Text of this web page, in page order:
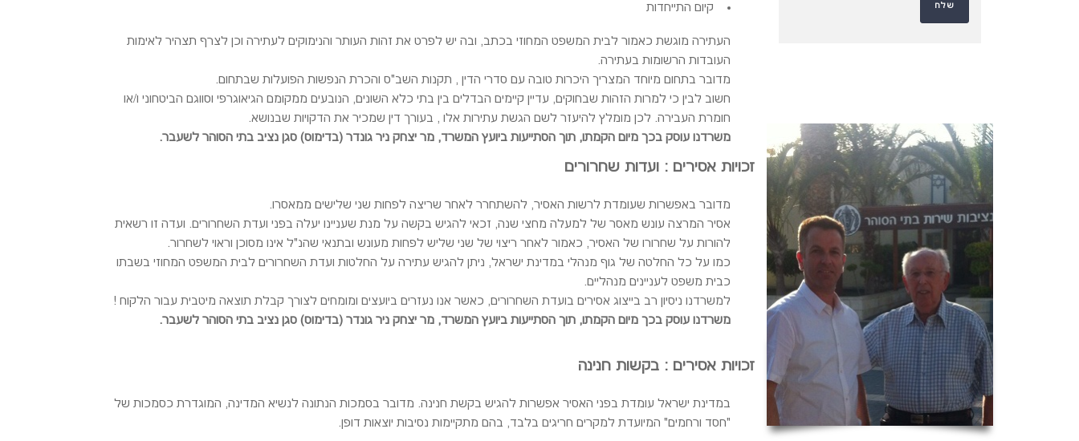
קיום התייחדות
העתירה מוגשת כאמור לבית המשפט המחוזי בכתב, ובה יש לפרט את זהות העותר והנימוקים לעתירה וכן לצרף תצהיר לאימות
העובדות הרשומות בעתירה.
מדובר בתחום מיוחד המצריך היכרות טובה עם סדרי הדין , תקנות השב"ס והכרת הנפשות הפועלות שבתחום.
חשוב לבין כי למרות הזהות שבחוקים, עדיין קיימים הבדלים בין בתי כלא השונים, הנובעים ממקומם הגיאוגרפי וסווגם הביטחוני ו/או
חומרת העבירה. לכן מומלץ להיעזר לשם הגשת עתירות אלו , בעורך דין שמכיר את הדקויות שבנושא.
משרדנו עוסק בכך מיום הקמתו, תוך הסתייעות ביועץ המשרד, מר יצחק ניר גונדר (בדימוס) סגן נציב בתי הסוהר לשעבר.
זכויות אסירים : ועדות שחרורים
מדובר באפשרות שעומדת לרשות האסיר, להשתחרר לאחר שריצה לפחות שני שלישים ממאסרו.
אסיר המרצה עונש מאסר של למעלה מחצי שנה, זכאי להגיש בקשה על מנת שעניינו יעלה בפני ועדת השחרורים. ועדה זו רשאית
להורות על שחרורו של האסיר, כאמור לאחר ריצוי של שני שליש לפחות מעונש ובתנאי שהנ"ל אינו מסוכן וראוי לשחרור.
כמו על כל החלטה של גוף מנהלי במדינת ישראל, ניתן להגיש עתירה על החלטות ועדת השחרורים לבית המשפט המחוזי בשבתו
כבית משפט לעניינים מנהליים.
למשרדנו ניסיון רב בייצוג אסירים בועדת השחרורים, כאשר אנו נעזרים ביועצים ומומחים לצורך קבלת תוצאה מיטבית עבור הלקוח !
משרדנו עוסק בכך מיום הקמתו, תוך הסתייעות ביועץ המשרד, מר יצחק ניר גונדר (בדימוס) סגן נציב בתי הסוהר לשעבר.
זכויות אסירים : בקשות חנינה
במדינת ישראל עומדת בפני האסיר אפשרות להגיש בקשת חנינה. מדובר בסמכות הנתונה לנשיא המדינה, המוגדרת כסמכות של
"חסד ורחמים" המיועדת למקרים חריגים בלבד, בהם מתקיימות נסיבות יוצאות דופן.